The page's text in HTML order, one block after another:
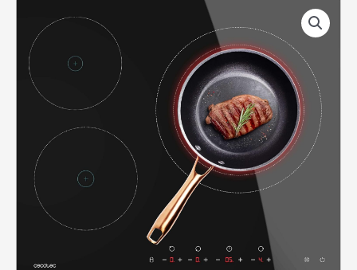
VITROCERAMICA
CECOTEC
FUEGOS
BOLERO
MAX
(002500)
NEGRO
cantidad